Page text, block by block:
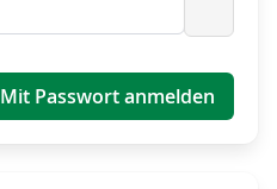
Mit Passwort anmelden